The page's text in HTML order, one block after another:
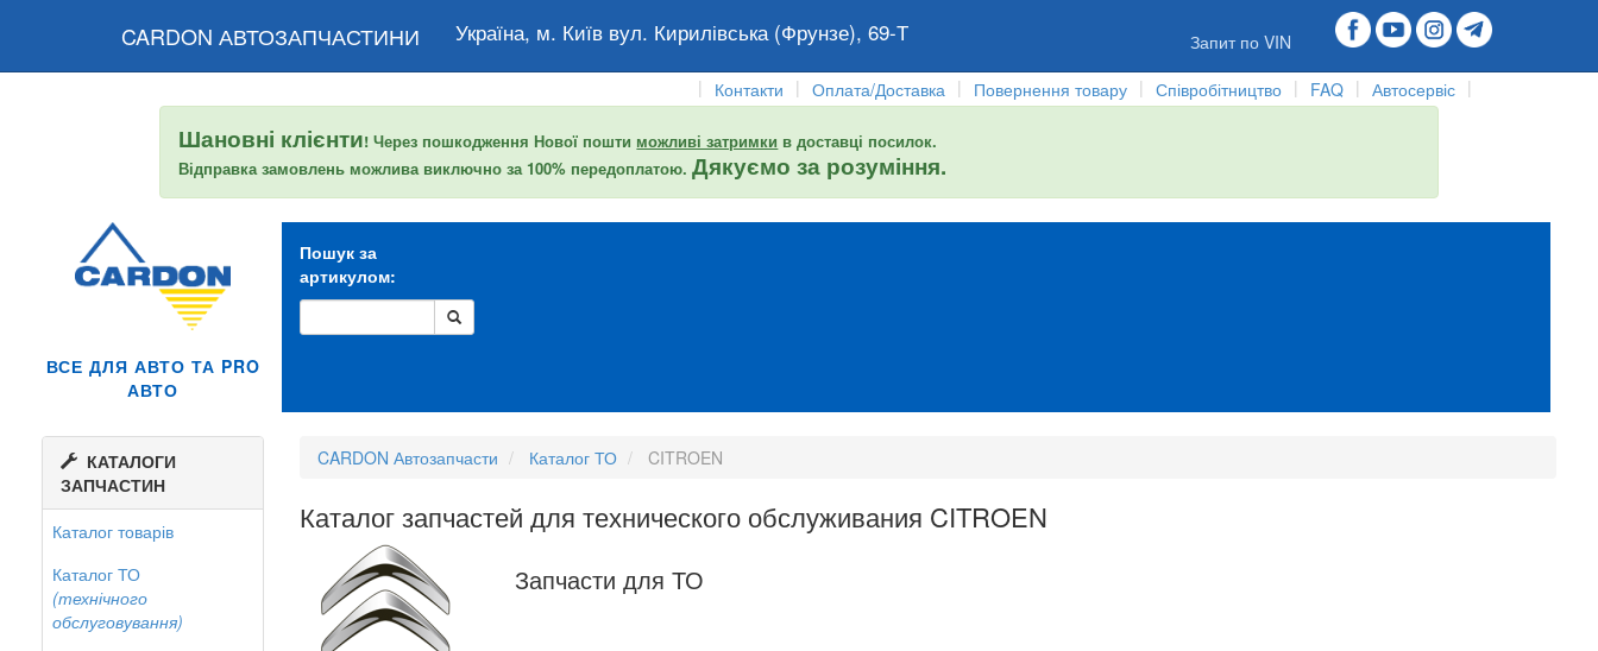
CARDON АВТОЗАПЧАСТИНИ Україна, м. Київ вул. Кирилівська (Фрунзе), 69-Т
Запит по VIN
|
Контакти | Оплата/Доставка | Повернення товару | Співробітництво | FAQ | Автосервіс |
Шановні клієнти! Через пошкодження Нової пошти можливі затримки в доставці посилок.
Відправка замовлень можлива виключно за 100% передоплатою.Дякуємо за розуміння.
ВСЕ ДЛЯ АВТО ТА PRO
АВТО
Пошук за
артикулом:
КАТАЛОГИ
ЗАПЧАСТИН
Каталог товарів
Каталог ТО
(технічного
обслуговування)
CARDON Автозапчасти Каталог ТО CITROEN
Каталог запчастей для технического обслуживания CITROEN
Запчасти для ТО